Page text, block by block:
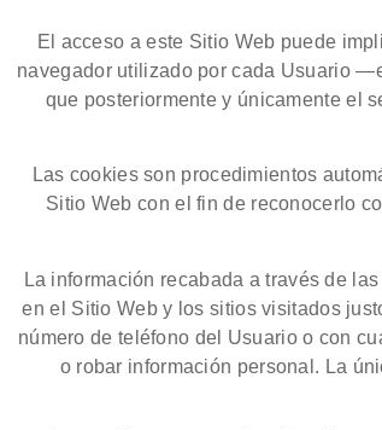
El acceso a este Sitio Web puede
navegador utilizado por cada Usuario
que posteriormente y únicamente el
Las cookies son procedimientos
Sitio Web con el fin de reconocerlo
La información recabada a través de
en el Sitio Web y los sitios visitados
número de teléfono del Usuario o con
o robar información personal. La